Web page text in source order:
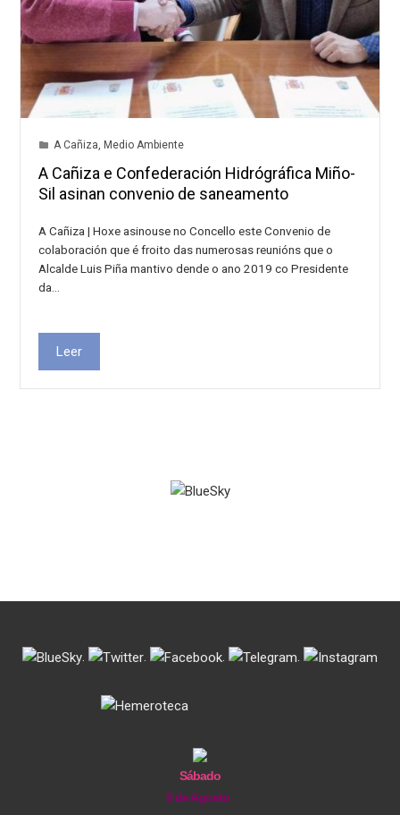
A Cañiza, Medio Ambiente
A Cañiza e Confederación Hidrógráfica Miño-
Sil asinan convenio de saneamento
A Cañiza | Hoxe asinouse no Concello este Convenio de
colaboración que é froito das numerosas reunións que o
Alcalde Luis Piña mantivo dende o ano 2019 co Presidente
da…
Leer
. . . .
Sábado
8 de Agosto